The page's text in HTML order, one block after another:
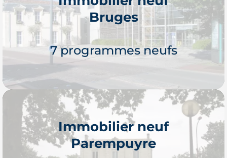
Bruges
7 programmes neufs
Je découvre
Immobilier neuf
Parempuyre